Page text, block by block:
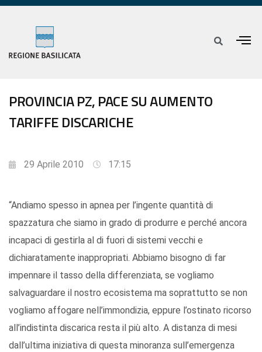
PROVINCIA PZ, PACE SU AUMENTO
TARIFFE DISCARICHE
29 Aprile 2010 17:15
“Andiamo spesso in apnea per l’ingente quantità di
spazzatura che siamo in grado di produrre e perché ancora
incapaci di gestirla al di fuori di sistemi vecchi e
dichiaratamente inappropriati. Abbiamo bisogno di far
impennare il tasso della differenziata, se vogliamo
salvaguardare il nostro ecosistema ma soprattutto se non
vogliamo affogare nell’immondizia, eppure l’ostinato ricorso
all’indistinta discarica resta il più alto. A distanza di mesi
dall’ultima iniziativa di questa minoranza sull’emergenza